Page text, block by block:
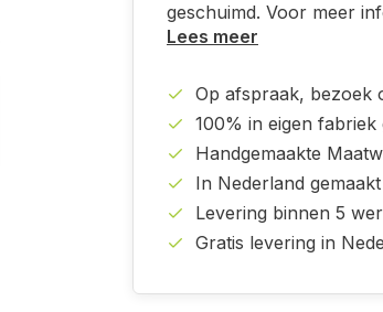
geschuimd. Voor meer
Lees meer
Op afspraak, bezoek
100% in eigen fabriek
Handgemaakte
In Nederland gemaakt
Levering binnen 5
Gratis levering in